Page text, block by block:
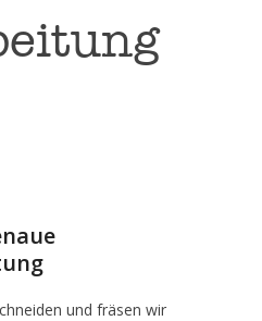
und fräsen wir